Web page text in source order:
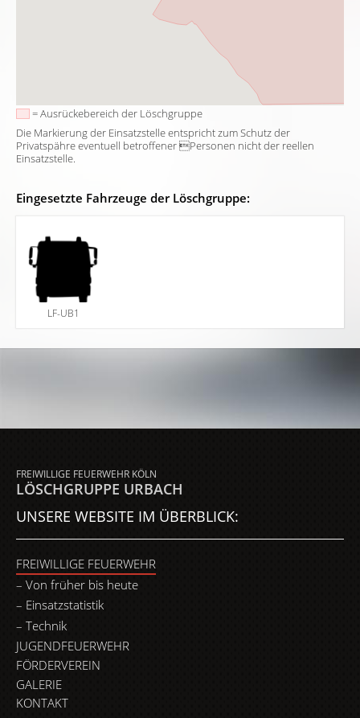
= Ausrückebereich der Löschgruppe
Die Markierung der Einsatzstelle entspricht zum Schutz der
Privatspähre eventuell betroffener Personen nicht der reellen
Einsatzstelle.
Eingesetzte Fahrzeuge der Löschgruppe:
LF-UB1
FREIWILLIGE FEUERWEHR KÖLN
LÖSCHGRUPPE URBACH
UNSERE WEBSITE IM ÜBERBLICK:
FREIWILLIGE FEUERWEHR
Von früher bis heute
Einsatzstatistik
Technik
JUGENDFEUERWEHR
FÖRDERVEREIN
GALERIE
KONTAKT